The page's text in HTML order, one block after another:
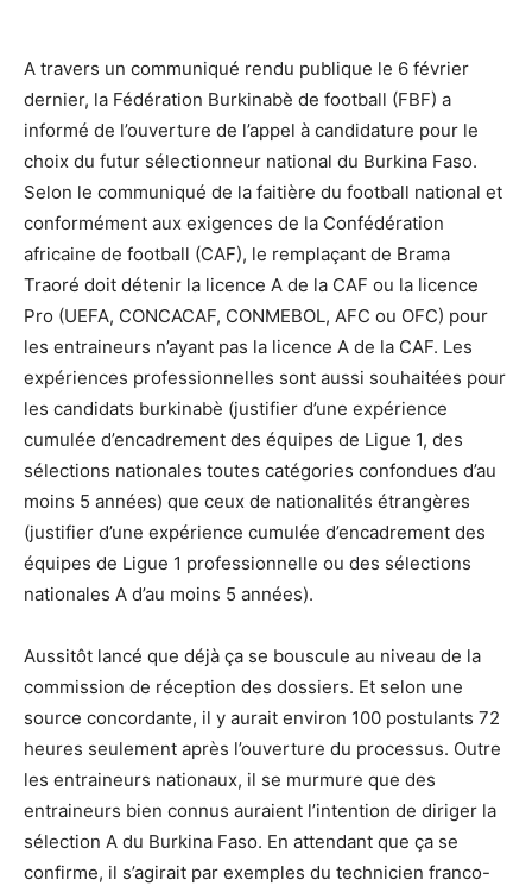
A travers un communiqué rendu publique le 6 février
dernier, la Fédération Burkinabè de football (FBF) a
informé de l’ouverture de l’appel à candidature pour le
choix du futur sélectionneur national du Burkina Faso.
Selon le communiqué de la faitière du football national et
conformément aux exigences de la Confédération
africaine de football (CAF), le remplaçant de Brama
Traoré doit détenir la licence A de la CAF ou la licence
Pro (UEFA, CONCACAF, CONMEBOL, AFC ou OFC) pour
les entraineurs n’ayant pas la licence A de la CAF. Les
expériences professionnelles sont aussi souhaitées pour
les candidats burkinabè (justifier d’une expérience
cumulée d’encadrement des équipes de Ligue 1, des
sélections nationales toutes catégories confondues d’au
moins 5 années) que ceux de nationalités étrangères
(justifier d’une expérience cumulée d’encadrement des
équipes de Ligue 1 professionnelle ou des sélections
nationales A d’au moins 5 années).
Aussitôt lancé que déjà ça se bouscule au niveau de la
commission de réception des dossiers. Et selon une
source concordante, il y aurait environ 100 postulants 72
heures seulement après l’ouverture du processus. Outre
les entraineurs nationaux, il se murmure que des
entraineurs bien connus auraient l’intention de diriger la
sélection A du Burkina Faso. En attendant que ça se
confirme, il s’agirait par exemples du technicien franco-